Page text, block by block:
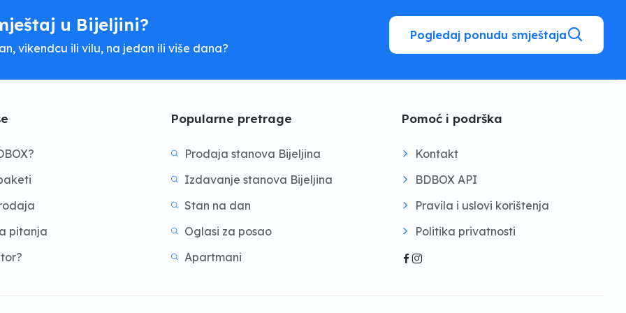
u Bijeljini?
vikendcu ili vilu, na jedan ili više dana?
Pogledaj ponudu smještaja
pitanja
Popularne pretrage
Prodaja stanova Bijeljina
Izdavanje stanova Bijeljina
Stan na dan
Oglasi za posao
Apartmani
Pomoć i podrška
Kontakt
BDBOX API
Pravila i uslovi korištenja
Politika privatnosti